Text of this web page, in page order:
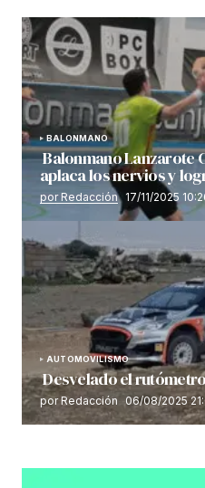
BALONMANO
Balonmano Lanzarote
aplaca los nervios y
por Redacción 17/11/2025
AUTOMOVILISMO
Desvelado el
por Redacción 06/08/2025